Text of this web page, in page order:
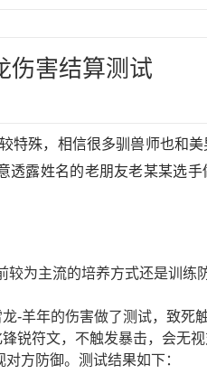
伤害结算测试
特殊，相信很多驯兽师也和
透露姓名的老朋友老某某选手
为主流的培养方式还是训练
-羊年的伤害做了测试，致死
锐符文，不触发暴击，会无
方防御。测试结果如下：